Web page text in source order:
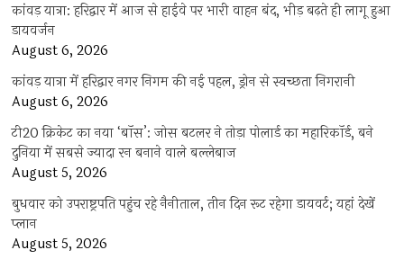
कांवड़ यात्रा: हरिद्वार में आज से हाईवे पर भारी वाहन बंद, भीड़ बढ़ते ही लागू हुआ
डायवर्जन
August 6, 2026
कांवड़ यात्रा में हरिद्वार नगर निगम की नई पहल, ड्रोन से स्वच्छता निगरानी
August 6, 2026
टी20 क्रिकेट का नया ‘बॉस’: जोस बटलर ने तोड़ा पोलार्ड का महारिकॉर्ड, बने
दुनिया में सबसे ज्यादा रन बनाने वाले बल्लेबाज
August 5, 2026
बुधवार को उपराष्ट्रपति पहुंच रहे नैनीताल, तीन दिन रूट रहेगा डायवर्ट; यहां देखें
प्‍लान
August 5, 2026